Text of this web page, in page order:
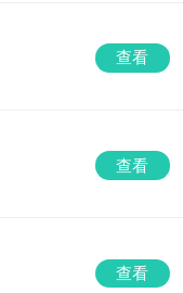
查看
查看
查看